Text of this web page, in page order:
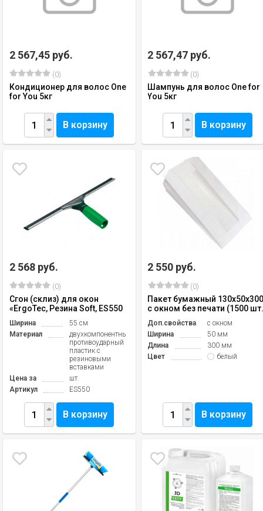
2 567,45 руб.
(0)
Кондиционер для волос One
for You 5кг
В корзину
2 567,47 руб.
(0)
Шампунь для волос One for
You 5кг
В корзину
2 568 руб.
(0)
Сгон (склиз) для окон
«ErgoTec, Резина Soft, ES550
Ширина
55 см
Материал
двухкомпонентный
противоударный
пластик с
резиновыми
вставками
Цена за
шт.
Артикул
ES550
В корзину
2 550 руб.
(0)
Пакет бумажный
с окном без печати (1500
Доп.свойства
с окном
Ширина
50 мм
Длина
300 мм
Цвет
белый
В корзину